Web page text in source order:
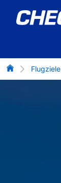
Flug-Vergleich
Flugziele